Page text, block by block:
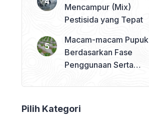
Mencampur (Mix)
Pestisida yang Tepat
Macam-macam Pupuk
Berdasarkan Fase
Penggunaan Serta
Pilih Kategori